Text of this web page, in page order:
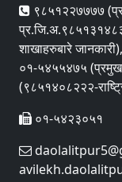
९८५१२२७७७७
शाखाहरुबारे
०१-५४५५४७५ (प्रमुख
(९८५१४०८२२२-
०१-५४२३०५१